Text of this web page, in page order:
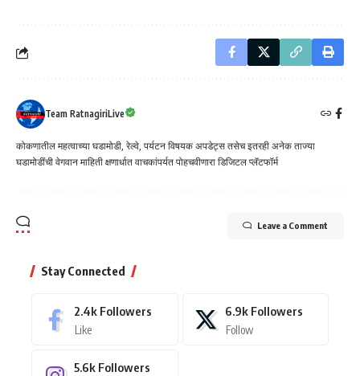
Team RatnagiriLive
कोकणातील महत्वाच्या घडामोडी, रेल्वे, पर्यटन विषयक अपडेट्स तसेच इतरही अनेक ताज्या
घडामोडींची वेगवान माहिती क्षणार्धात वाचकांपर्यत पोहचवीणारा डिजिटल प्लॅटफॉर्म
Leave a Comment
Stay Connected
2.4k Followers
Like
6.9k Followers
Follow
5.6k Followers